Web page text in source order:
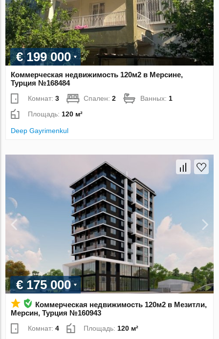
€ 199 000
Коммерческая недвижимость 120м2 в Мерсине,
Турция №168484
Комнат:3 Спален:2 Ванных: 1
Площадь: 120 м²
Deep Gayrimenkul
€ 175 000
Коммерческая недвижимость 120м2 в Мезитли,
Мерсин, Турция №160943
Комнат:4 Площадь: 120 м²